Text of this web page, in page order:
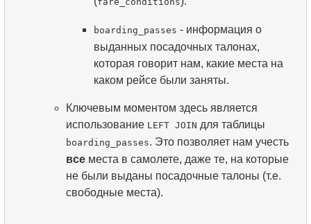
boarding_passes - информация о
выданных посадочных талонах,
которая говорит нам, какие места на
каком рейсе были заняты.
Ключевым моментом здесь является
использование LEFT JOIN для таблицы
boarding_passes. Это позволяет нам учесть
все места в самолете, даже те, на которые
не были выданы посадочные талоны (т.е.
свободные места).